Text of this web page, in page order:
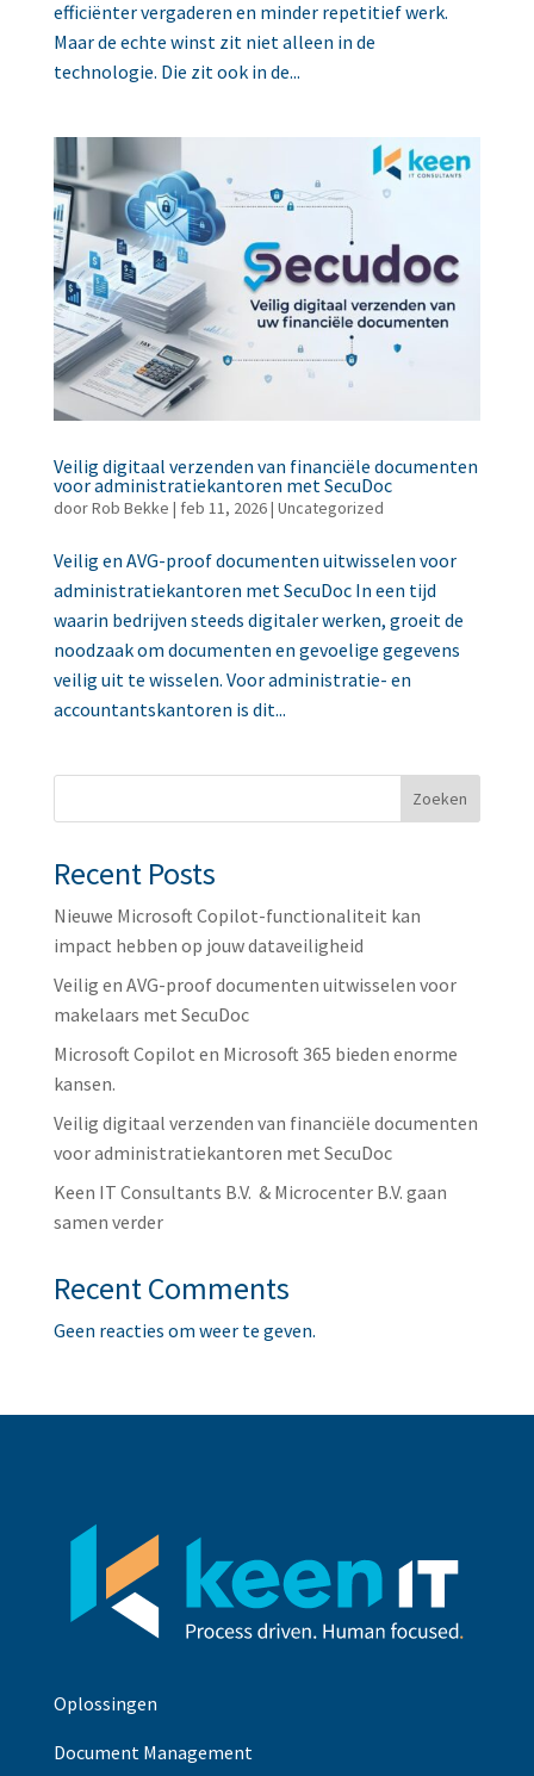
efficiënter vergaderen en minder repetitief werk.
Maar de echte winst zit niet alleen in de
technologie. Die zit ook in de...
Veilig digitaal verzenden van financiële documenten
voor administratiekantoren met SecuDoc
doorRob Bekke | feb 11, 2026| Uncategorized
Veilig en AVG-proof documenten uitwisselen voor
administratiekantoren met SecuDoc In een tijd
waarin bedrijven steeds digitaler werken, groeit de
noodzaak om documenten en gevoelige gegevens
veilig uit te wisselen. Voor administratie- en
accountantskantoren is dit...
Zoeken
Recent Posts
Nieuwe Microsoft Copilot-functionaliteit kan
impact hebben op jouw dataveiligheid
Veilig en AVG-proof documenten uitwisselen voor
makelaars met SecuDoc
Microsoft Copilot en Microsoft 365 bieden enorme
kansen.
Veilig digitaal verzenden van financiële documenten
voor administratiekantoren met SecuDoc
Keen IT Consultants B.V. & Microcenter B.V. gaan
samen verder
Recent Comments
Geen reacties om weer te geven.
Oplossingen
Document Management